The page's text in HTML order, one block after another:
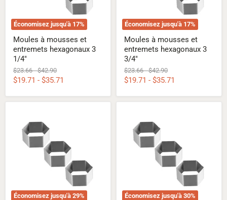
Économisez jusqu'à 17%
Moules à mousses et
entremets hexagonaux 3
1/4"
Prix
d'origine
$23.66-Prix
d'origine
$42.90
$19.71 - $35.71
Économisez jusqu'à 17%
Moules à mousses et
entremets hexagonaux 3
3/4"
Prix
d'origine
$23.66-Prix
d'origine
$42.90
$19.71 - $35.71
Économisez jusqu'à 29%
mousses
entremets
hexagonaux
Économisez jusqu'à 30%
pour
mousses